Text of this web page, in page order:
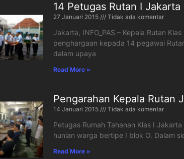
14 Petugas Rutan I
27 Januari 2015 Tidak ada komentar
Jakarta, INFO_PAS – Kepala Rutan
penghargaan kepada 14 pegawai
dalam upaya
Read More »
Pengarahan Kepala Rutan
14 Januari 2015 Tidak ada komentar
Petugas Rumah Tahanan Klas I
hunian warga bertipe I blok O. Dalam
Read More »